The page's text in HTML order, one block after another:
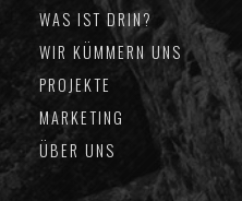
WAS IST DRIN?
WIR KÜMMERN UNS
PROJEKTE
MARKETING
ÜBER UNS